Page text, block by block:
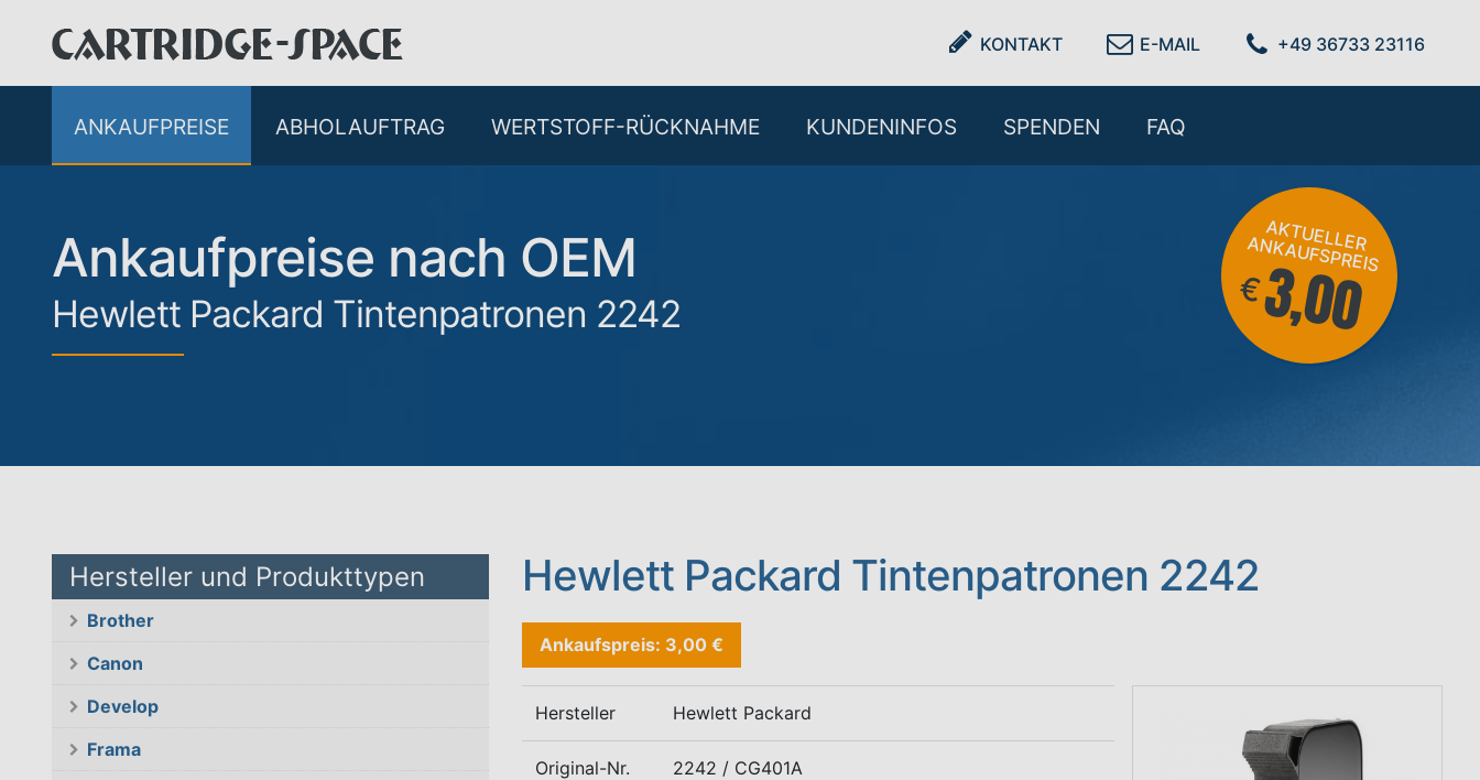
KONTAKT E-MAIL +49 36733 23116
ANKAUFPREISE ABHOLAUFTRAG WERTSTOFF-RÜCKNAHME KUNDENINFOS SPENDEN FAQ
Ankaufpreise nach OEM
Hewlett Packard Tintenpatronen 2242
AKTU
ELLER AN
KAU
FSPREIS
€3,00
Hersteller und Produkttypen
Brother
Canon
Develop
Frama
Hewlett Packard Tintenpatronen 2242
Ankaufspreis: 3,00 €
Hersteller Hewlett Packard
Original-Nr. 2242 / CG401A